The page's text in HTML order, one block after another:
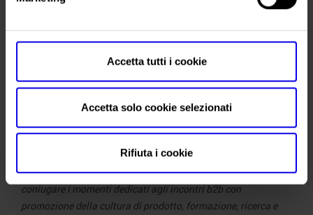
Accetta tutti i cookie
Accetta solo cookie selezionati
Rifiuta i cookie
Maurizio Danese, amministratore delegato di
nostre società fieristiche operative in Brasile e Asia– spiega
, amministratore delegato di Veronafiere –,
da sempre il punto di forza di Marmomac è l’abilità nel
coniugare i momenti dedicati agli incontri b2b con
promozione della cultura di prodotto, formazione, ricerca e